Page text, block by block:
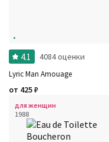
4.1 4084 оценки
Lyric Man Amouage
от 425₽
для женщин
1988